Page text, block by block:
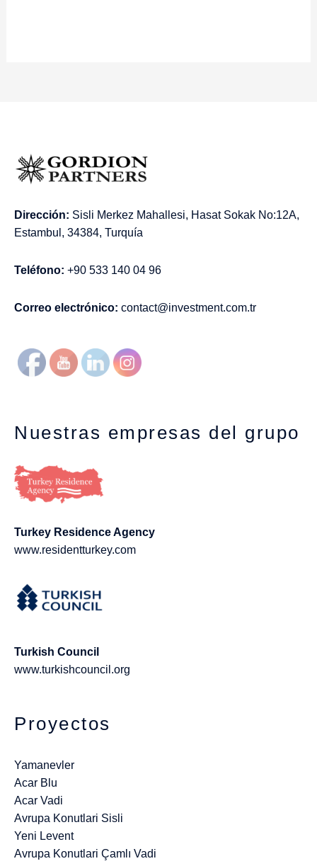
Dirección: Sisli Merkez Mahallesi, Hasat Sokak No:12A,
Estambul, 34384, Turquía
Teléfono: +90 533 140 04 96
Correo electrónico: contact@investment.com.tr
Nuestras empresas del grupo
Turkey Residence Agency
www.residentturkey.com
Turkish Council
www.turkishcouncil.org
Proyectos
Yamanevler
Acar Blu
Acar Vadi
Avrupa Konutlari Sisli
Yeni Levent
Avrupa Konutlari Çamlı Vadi